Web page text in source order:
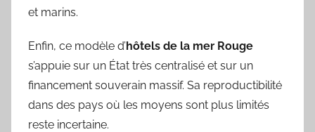
et marins.
Enfin, ce modèle d’hôtels de la mer Rouge
s’appuie sur un État très centralisé et sur un
financement souverain massif. Sa reproductibilité
dans des pays où les moyens sont plus limités
reste incertaine.